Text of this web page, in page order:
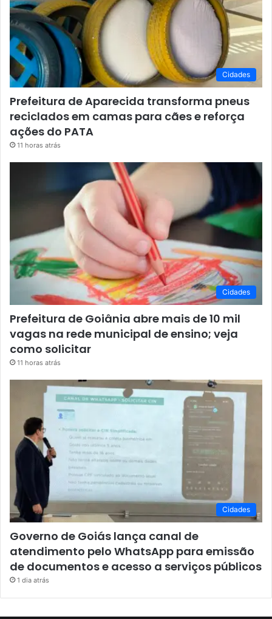
Cidades
Prefeitura de Aparecida transforma pneus
reciclados em camas para cães e reforça
ações do PATA
11 horas atrás
Cidades
Prefeitura de Goiânia abre mais de 10 mil
vagas na rede municipal de ensino; veja
como solicitar
11 horas atrás
Cidades
Governo de Goiás lança canal de
atendimento pelo WhatsApp para emissão
de documentos e acesso a serviços públicos
1 dia atrás